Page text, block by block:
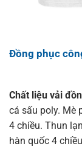
Đồng phục
Chất liệu vải
cá sấu poly. Mè
4 chiều. Thun
hàn quốc 4